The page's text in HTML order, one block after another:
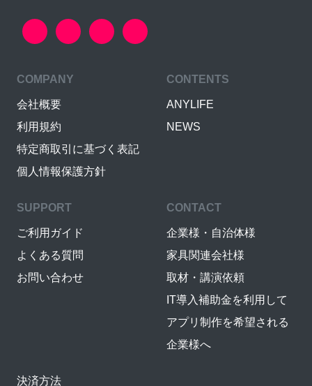
COMPANY
会社概要
利用規約
特定商取引に基づく表記
個人情報保護方針
CONTENTS
ANYLIFE
NEWS
SUPPORT
ご利用ガイド
よくある質問
お問い合わせ
CONTACT
企業様・自治体様
家具関連会社様
取材・講演依頼
IT導入補助金を利用して
アプリ制作を希望される
企業様へ
決済方法